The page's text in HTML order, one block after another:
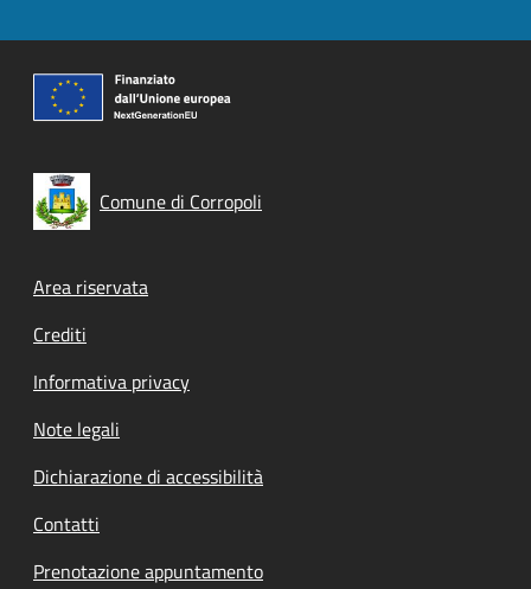
Comune di Corropoli
Footer menu
Area riservata
Crediti
Informativa privacy
Note legali
Dichiarazione di accessibilità
Contatti
Prenotazione appuntamento